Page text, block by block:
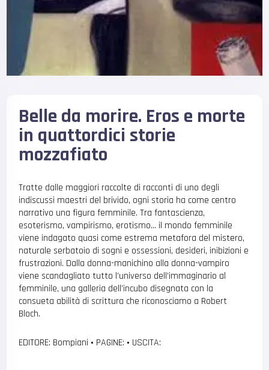
Belle da morire. Eros e morte
in quattordici storie
mozzafiato
Tratte dalle maggiori raccolte di racconti di uno degli
indiscussi maestri del brivido, ogni storia ha come centro
narrativo una figura femminile. Tra fantascienza,
esoterismo, vampirismo, erotismo… il mondo femminile
viene indagato quasi come estrema metafora del mistero,
naturale serbatoio di sogni e ossessioni, desideri, inibizioni e
frustrazioni. Dalla donna-manichino alla donna-vampiro
viene scandagliato tutto l’universo dell’immaginario al
femminile, una galleria dell’incubo disegnata con la
consueta abilità di scrittura che riconosciamo a Robert
Bloch.
EDITORE: Bompiani • PAGINE: • USCITA: